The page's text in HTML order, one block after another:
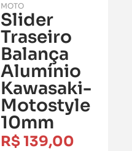
MOTO
Slider
Traseiro
Balança
Alumínio
Kawasaki-
Motostyle
10mm
R$139,00